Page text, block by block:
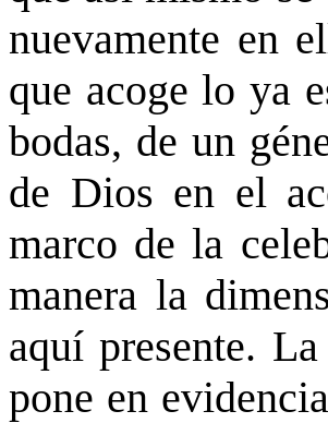
nuevamente en
que acoge lo ya
bodas, de un
de Dios en el
marco de la
manera la
aquí presente.
pone en